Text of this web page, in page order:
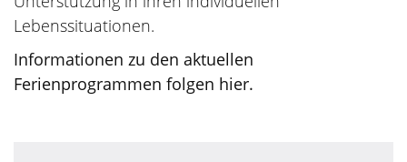
Lebenssituationen.
Informationen zu den aktuellen
Ferienprogrammen folgen hier.